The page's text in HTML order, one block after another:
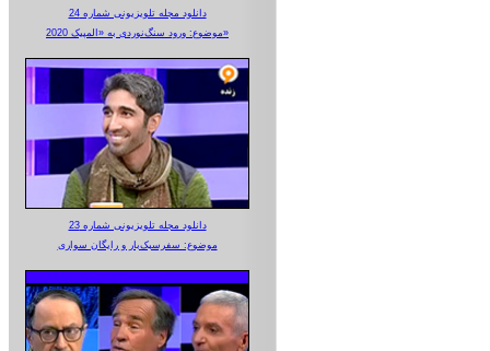
دانلود مجله تلویزیونی شماره 24
موضوع: ورود سنگ‌نوردی به «المپیک 2020»
دانلود مجله تلویزیونی شماره 23
موضوع: سفرسبک‌بار و رایگان سواری